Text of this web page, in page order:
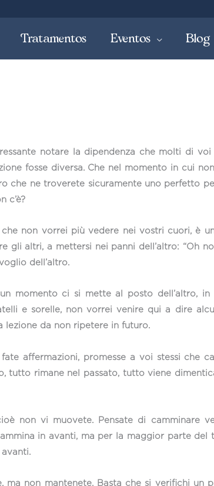
Tratamentos Eventos Blog
notare la dipendenza che molti di voi
fosse diversa. Che nel momento in cui
che ne troverete sicuramente uno perfetto
c’è?
non vorrei più vedere nei vostri cuori, è
gli altri, a mettersi nei panni dell’altro: “Oh
dell’altro.
momento ci si mette al posto dell’altro, in
e sorelle, non vorrei venire qui a dire
lezione da non ripetere in futuro.
affermazioni, promesse a voi stessi che
tutto rimane nel passato, tutto viene
non vi muovete. Pensate di camminare
in avanti, ma per la maggior parte del
non mantenete. Basta che si verifichi un